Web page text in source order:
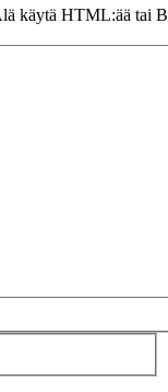
käytä HTML:ää tai